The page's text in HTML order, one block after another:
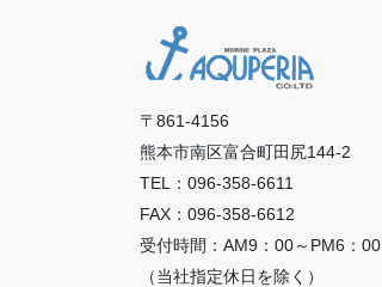
〒861-4156
熊本市南区富合町田尻144-2
TEL：096-358-6611
FAX：096-358-6612
受付時間：AM9：00～PM6：00
（当社指定休日を除く）